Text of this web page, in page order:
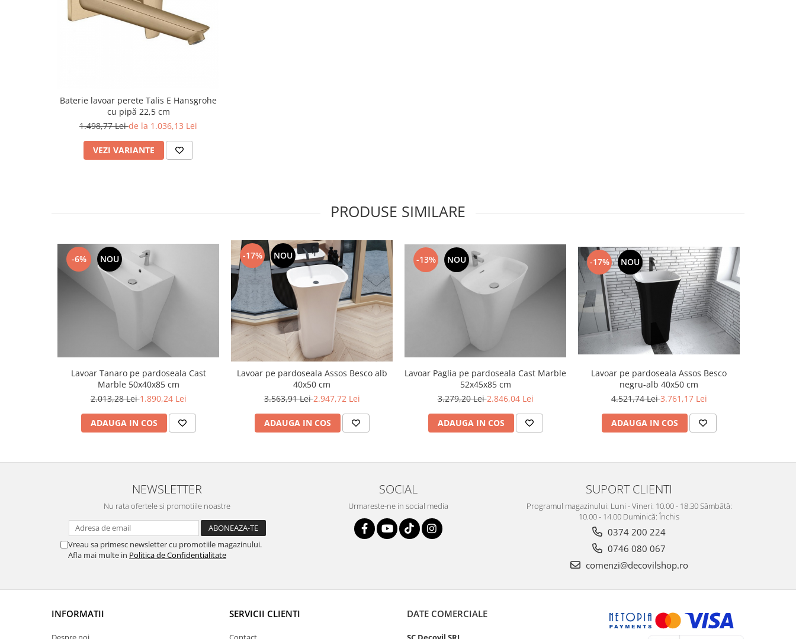
Baterie lavoar perete Talis E Hansgrohe
cu pipă 22,5 cm
1.498,77 Leide la 1.036,13 Lei
VEZI VARIANTE
PRODUSE SIMILARE
-6% NOU
Lavoar Tanaro pe pardoseala Cast
Marble 50x40x85 cm
2.013,28 Lei1.890,24 Lei
ADAUGA IN COS
-17% NOU
Lavoar pe pardoseala Assos Besco alb
40x50 cm
3.563,91 Lei2.947,72 Lei
ADAUGA IN COS
-13% NOU
Lavoar Paglia pe pardoseala Cast Marble
52x45x85 cm
3.279,20 Lei2.846,04 Lei
ADAUGA IN COS
-17% NOU
Lavoar pe pardoseala Assos Besco
negru-alb 40x50 cm
4.521,74 Lei3.761,17 Lei
ADAUGA IN COS
NEWSLETTER
Nu rata ofertele si promotiile noastre
Vreau sa primesc newsletter cu promotiile magazinului.
Afla mai multe in Politica de Confidentialitate
SOCIAL
Urmareste-ne in social media
SUPORT CLIENTI
Programul magazinului: Luni - Vineri: 10.00 - 18.30 Sâmbătă:
10.00 - 14.00 Duminică: Închis
0374 200 224
0746 080 067
comenzi@decovilshop.ro
INFORMATII SERVICII CLIENTI DATE COMERCIALE